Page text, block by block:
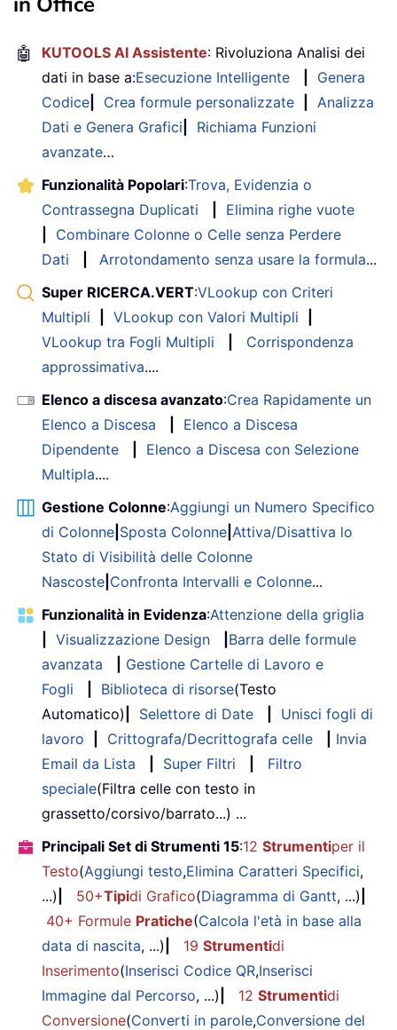
Next
' Create Entry cells, format
' around days.
With Range("A4:G4"
RowHeight =
65
.HorizontalAlignment
.VerticalAlignment =
Font .Size =
10
. Font.Bold =
' Unlock these cells
Locked =
False
End
' Put border around the
With Range( "A3").Offset
.Weight = xlThick
.ColorIndex =
End
With
With Range ("A3").Offset
7).Borders(xlRight)
.Weight = xlThick
.ColorIndex =
End
           Range
.Offset
              Weight
: xlThick
Next
If
Range ("A13") .Value
.Resize(2, 8
' Turn off gridlines.
       ActiveWindow
DisplayGridlines
' Protect sheet to prevent
       ActiveSheet
. Protect
          Scenarios
:=True
' Resize window to show all
' for video configuration).
       ActiveWindow
.WindowState
       ActiveWindow
.ScrollRow = 1
🤖 KUTOOLS AI Assistente: Rivoluziona Analisi dei
dati in base a:Esecuzione Intelligente
Genera
Codice
Crea formule personalizzate
Analizza
Dati e Genera Grafici
Richiama Funzioni
avanzate…
Funzionalità Popolari:Trova, Evidenzia o
Contrassegna Duplicati
Elimina righe vuote
Combinare Colonne o Celle senza Perdere
Dati
Arrotondamento senza usare la formula...
Super RICERCA.VERT:VLookup con Criteri
Multipli
VLookup con Valori Multipli
VLookup tra Fogli Multipli
Corrispondenza
approssimativa....
Elenco a discesa avanzato:Crea Rapidamente un
Elenco a Discesa
Elenco a Discesa
Dipendente
Elenco a Discesa con Selezione
Multipla....
Gestione Colonne:Aggiungi un Numero Specifico
di Colonne Sposta Colonne Attiva/Disattiva lo
Stato di Visibilità delle Colonne
Nascoste Confronta Intervalli e Colonne...
Funzionalità in Evidenza:Attenzione della griglia
Visualizzazione Design
Barra delle formule
avanzata
Gestione Cartelle di Lavoro e
Fogli
Biblioteca di risorse(Testo
Automatico)
Selettore di Date
Unisci fogli di
lavoro
Crittografa/Decrittografa celle
Invia
Email da Lista
Super Filtri
Filtro
speciale(Filtra celle con testo in
grassetto/corsivo/barrato...) ...
Principali Set di Strumenti 15:12 Strumentiper il
Testo(Aggiungi testo,Elimina Caratteri Specifici,
...)
50+Tipidi Grafico(Diagramma di Gantt, ...)
40+ Formule Pratiche(Calcola l'età in base alla
data di nascita, ...) 19 Strumentidi
Inserimento(Inserisci Codice QR,Inserisci
Immagine dal Percorso, ...) 12 Strumentidi
Conversione(Converti in parole,Conversione del